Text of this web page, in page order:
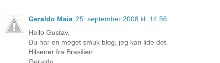
Geraldo Maia 25. september 2008 kl. 14.56
Hello Gustav,
Du har en meget smuk blog, jeg kan lide det.
Hilsener fra Brasilien: